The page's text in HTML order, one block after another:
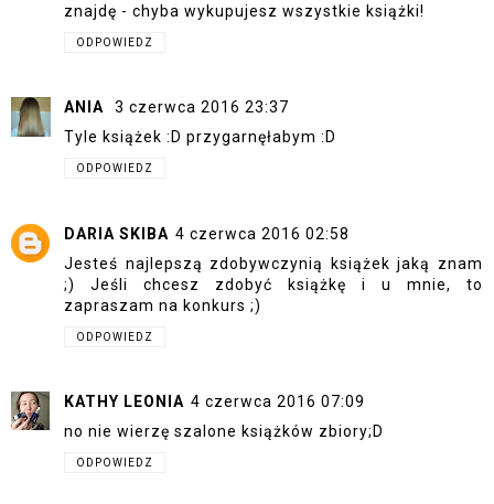
znajdę - chyba wykupujesz wszystkie książki!
ODPOWIEDZ
ANIA
3 czerwca 2016 23:37
Tyle książek :D przygarnęłabym :D
ODPOWIEDZ
DARIA SKIBA 4 czerwca 2016 02:58
Jesteś najlepszą zdobywczynią książek jaką znam
;) Jeśli chcesz zdobyć książkę i u mnie, to
zapraszam na konkurs ;)
ODPOWIEDZ
KATHY LEONIA 4 czerwca 2016 07:09
no nie wierzę szalone książków zbiory;D
ODPOWIEDZ